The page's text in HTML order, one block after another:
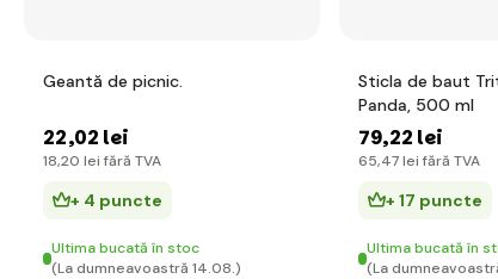
Geantă de picnic.
22,02 lei
18,20 lei fără TVA
+ 4 puncte
Ultima bucată în stoc
(La dumneavoastră 14.08.)
Sticla de baut
Panda, 500 ml
79,22 lei
65,47 lei fără TVA
+ 17 puncte
Ultima bucată în
(La